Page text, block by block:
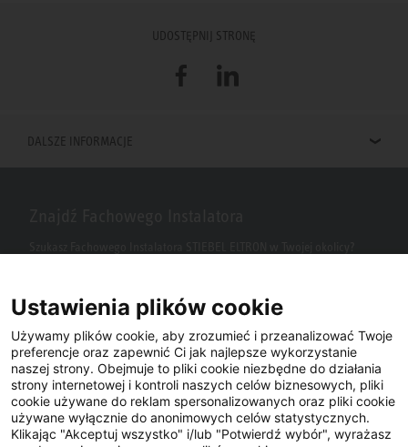
UDOSTĘPNIJ STRONĘ
FacebookLinkedIn
DALSZE INFORMACJE
Ustawienia plików cookie
Używamy plików cookie, aby zrozumieć i przeanalizować Twoje
preferencje oraz zapewnić Ci jak najlepsze wykorzystanie
naszej strony. Obejmuje to pliki cookie niezbędne do działania
strony internetowej i kontroli naszych celów biznesowych, pliki
cookie używane do reklam spersonalizowanych oraz pliki cookie
używane wyłącznie do anonimowych celów statystycznych.
Klikając "Akceptuj wszystko" i/lub "Potwierdź wybór", wyrażasz